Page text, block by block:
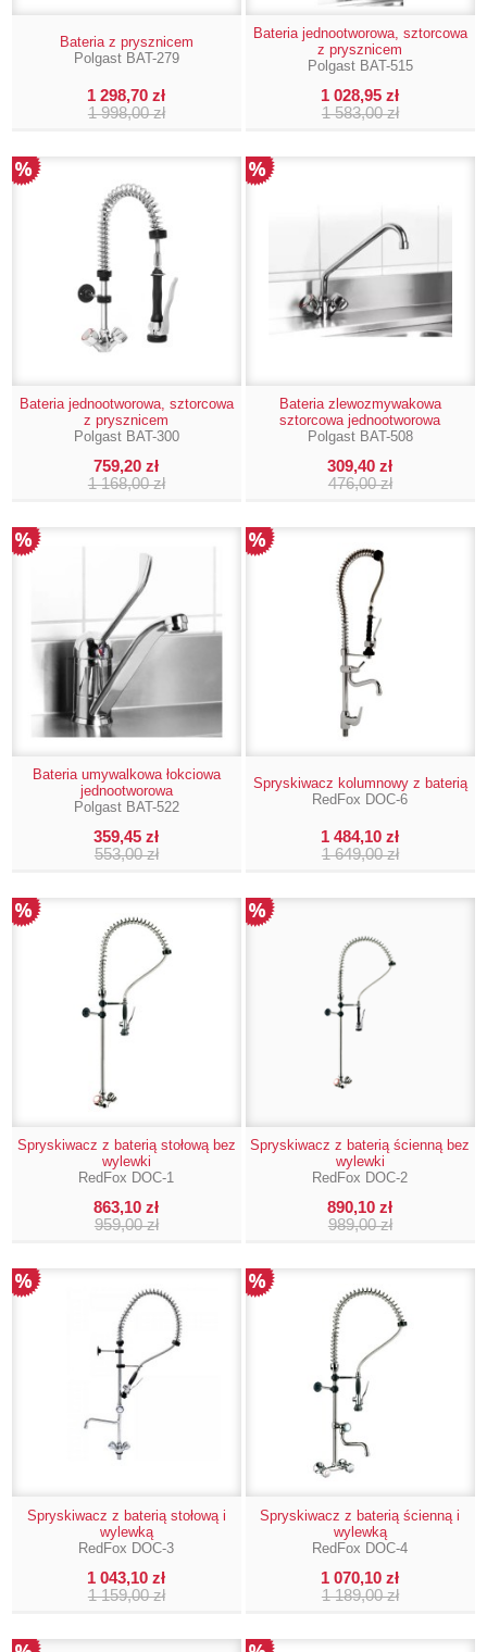
Bateria z prysznicem
Polgast BAT-279
1 298,70 zł
1 998,00 zł
Bateria jednootworowa, sztorcowa
z prysznicem
Polgast BAT-515
1 028,95 zł
1 583,00 zł
Bateria jednootworowa, sztorcowa
z prysznicem
Polgast BAT-300
759,20 zł
1 168,00 zł
Bateria zlewozmywakowa
sztorcowa jednootworowa
Polgast BAT-508
309,40 zł
476,00 zł
Bateria umywalkowa łokciowa
jednootworowa
Polgast BAT-522
359,45 zł
553,00 zł
Spryskiwacz kolumnowy z baterią
RedFox DOC-6
1 484,10 zł
1 649,00 zł
Spryskiwacz z baterią stołową bez
wylewki
RedFox DOC-1
863,10 zł
959,00 zł
Spryskiwacz z baterią ścienną bez
wylewki
RedFox DOC-2
890,10 zł
989,00 zł
Spryskiwacz z baterią stołową i
wylewką
RedFox DOC-3
1 043,10 zł
1 159,00 zł
Spryskiwacz z baterią ścienną i
wylewką
RedFox DOC-4
1 070,10 zł
1 189,00 zł